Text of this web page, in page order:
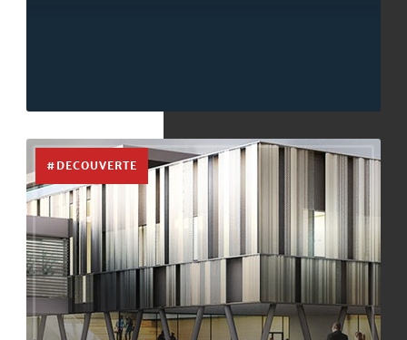
#DECOUVERTE